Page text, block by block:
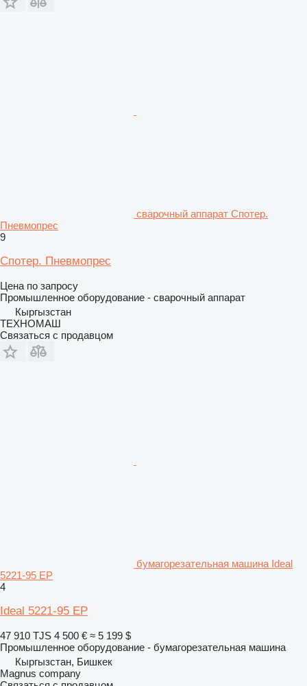
сварочный аппарат Спотер.
Пневмопрес
9
Спотер. Пневмопрес
Цена по запросу
Промышленное оборудование - сварочный аппарат
Кыргызстан
ТЕХНОМАШ
Связаться с продавцом
бумагорезательная машина Ideal
5221-95 EP
4
Ideal 5221-95 EP
47 910 TJS 4 500 € ≈ 5 199 $
Промышленное оборудование - бумагорезательная машина
Кыргызстан, Бишкек
Magnus company